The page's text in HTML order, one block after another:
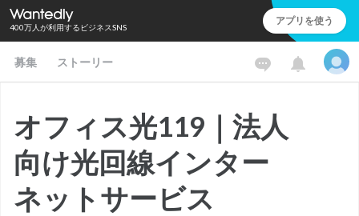
400万人が利用するビジネスSNS アプリを使う
募集 ストーリー
オフィス光119｜法人
向け光回線インター
ネットサービス